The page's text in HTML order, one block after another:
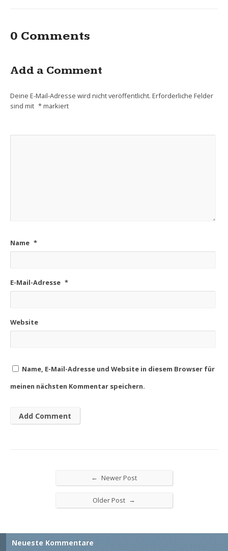
0 Comments
Add a Comment
Deine E-Mail-Adresse wird nicht veröffentlicht. Erforderliche Felder
sind mit *markiert
Name *
E-Mail-Adresse *
Website
Name, E-Mail-Adresse und Website in diesem Browser für
meinen nächsten Kommentar speichern.
← Newer Post
Older Post →
Neueste Kommentare